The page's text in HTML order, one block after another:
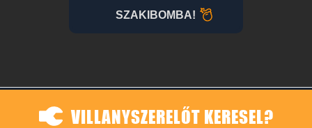
SZAKIBOMBA!
VILLANYSZERELŐT KERESEL?